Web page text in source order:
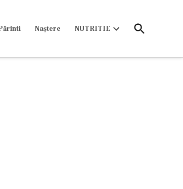
Naștere NUTRITIE
Open
Search